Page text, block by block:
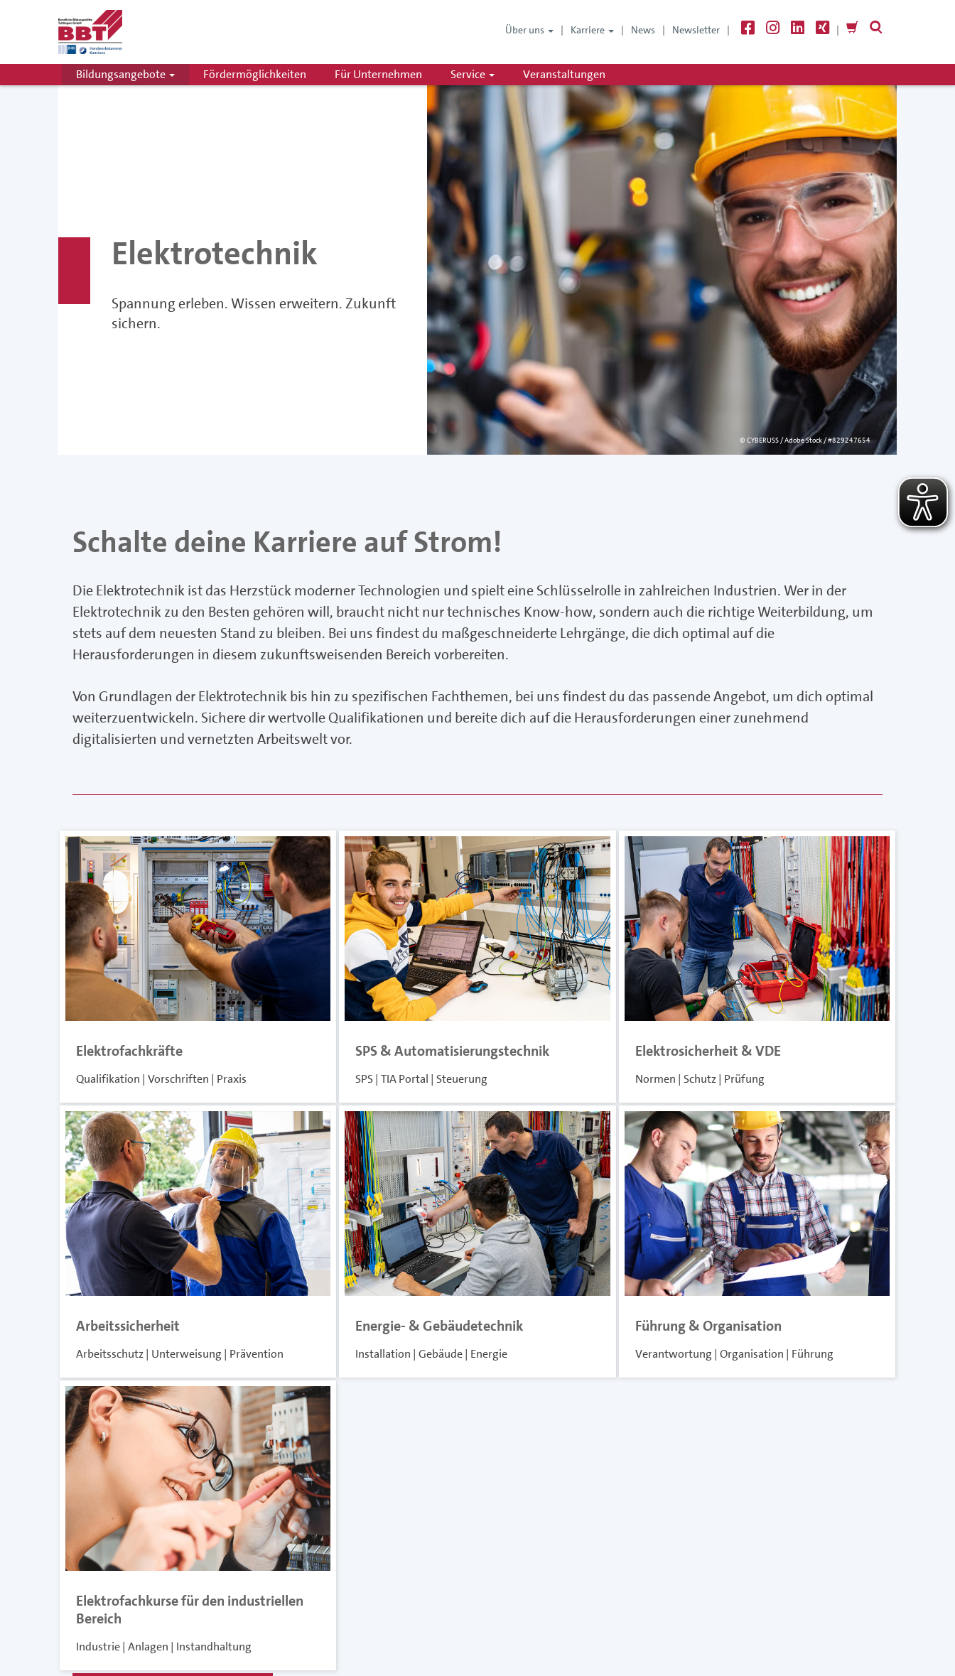
Über uns Karriere News Newsletter
Bildungsangebote Fördermöglichkeiten Für Unternehmen Service Veranstaltungen
Elektrotechnik
Spannung erleben. Wissen erweitern. Zukunft
sichern.
© CYBERUSS / Adobe Stock / #829247654
Schalte deine Karriere auf Strom!
Die Elektrotechnik ist das Herzstück moderner Technologien und spielt eine Schlüsselrolle in zahlreichen Industrien. Wer in der
Elektrotechnik zu den Besten gehören will, braucht nicht nur technisches Know-how, sondern auch die richtige Weiterbildung, um
stets auf dem neuesten Stand zu bleiben. Bei uns findest du maßgeschneiderte Lehrgänge, die dich optimal auf die
Herausforderungen in diesem zukunftsweisenden Bereich vorbereiten.
Von Grundlagen der Elektrotechnik bis hin zu spezifischen Fachthemen, bei uns findest du das passende Angebot, um dich optimal
weiterzuentwickeln. Sichere dir wertvolle Qualifikationen und bereite dich auf die Herausforderungen einer zunehmend
digitalisierten und vernetzten Arbeitswelt vor.
Elektrofachkräfte
Qualifikation | Vorschriften | Praxis
SPS & Automatisierungstechnik
SPS | TIA Portal | Steuerung
Elektrosicherheit & VDE
Normen | Schutz | Prüfung
Arbeitssicherheit
Arbeitsschutz | Unterweisung | Prävention
Energie- & Gebäudetechnik
Installation | Gebäude | Energie
Führung & Organisation
Verantwortung | Organisation | Führung
Elektrofachkurse für den industriellen
Bereich
Industrie | Anlagen | Instandhaltung